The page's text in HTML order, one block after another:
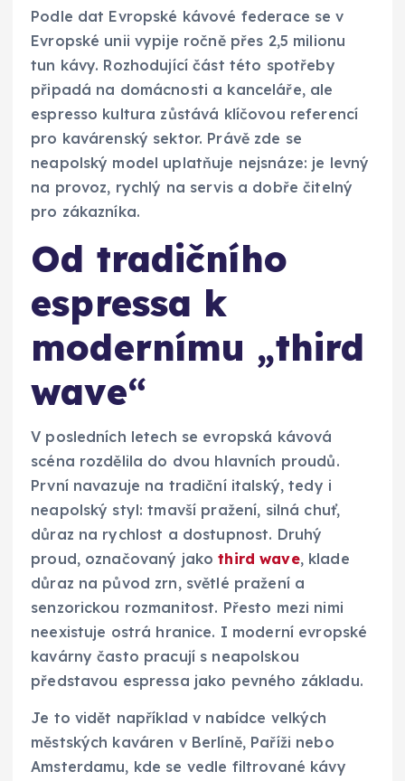
Podle dat Evropské kávové federace se v
Evropské unii vypije ročně přes 2,5 milionu
tun kávy. Rozhodující část této spotřeby
připadá na domácnosti a kanceláře, ale
espresso kultura zůstává klíčovou referencí
pro kavárenský sektor. Právě zde se
neapolský model uplatňuje nejsnáze: je levný
na provoz, rychlý na servis a dobře čitelný
pro zákazníka.
Od tradičního
espressa k
modernímu „third
wave“
V posledních letech se evropská kávová
scéna rozdělila do dvou hlavních proudů.
První navazuje na tradiční italský, tedy i
neapolský styl: tmavší pražení, silná chuť,
důraz na rychlost a dostupnost. Druhý
proud, označovaný jakothird wave, klade
důraz na původ zrn, světlé pražení a
senzorickou rozmanitost. Přesto mezi nimi
neexistuje ostrá hranice. I moderní evropské
kavárny často pracují s neapolskou
představou espressa jako pevného základu.
Je to vidět například v nabídce velkých
městských kaváren v Berlíně, Paříži nebo
Amsterdamu, kde se vedle filtrované kávy